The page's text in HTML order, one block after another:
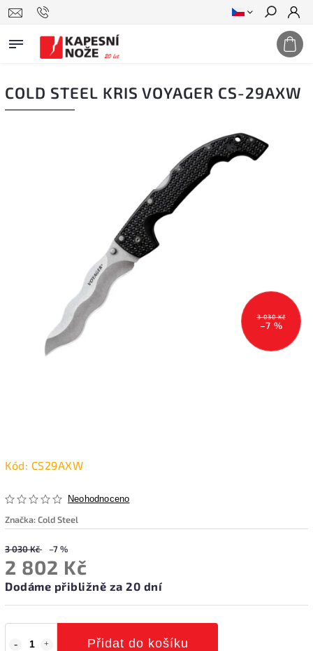
Hledat
COLD STEEL KRIS VOYAGER CS-29AXW
3 030 Kč
–7 %
Kód: CS29AXW
Neohodnoceno
Značka:Cold Steel
3 030 Kč –7 %
2 802 Kč
Dodáme přibližně za 20 dní
Přidat do košíku